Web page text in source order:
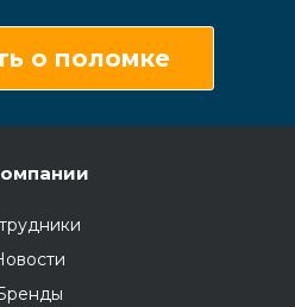
о поломке